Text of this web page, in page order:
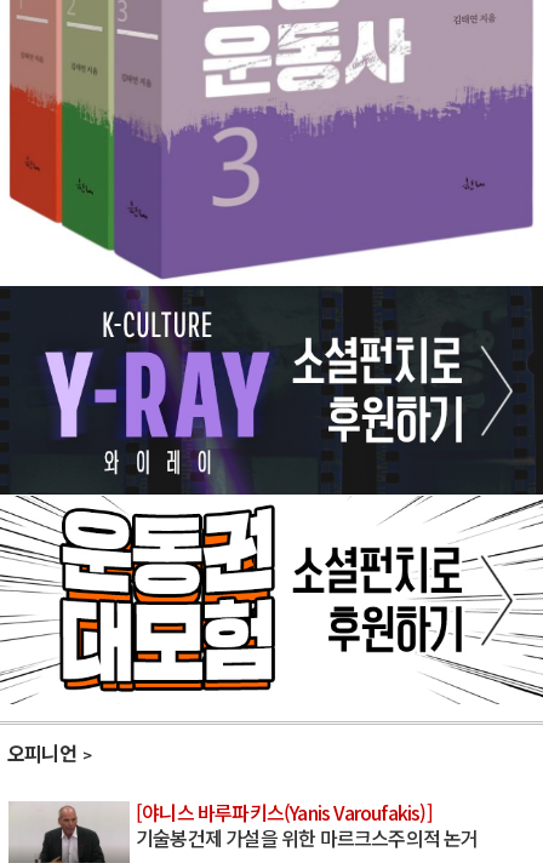
오피니언
[야니스 바루파키스(Yanis Varoufakis)]
기술봉건제 가설을 위한 마르크스주의적 논거